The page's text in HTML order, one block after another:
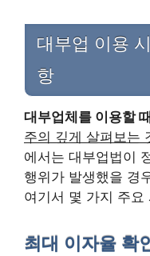
대부업 이용
항
대부업체를 이용할 때
주의 깊게 살펴보는
에서는 대부업법이
행위가 발생했을 경
여기서 몇 가지 주요
최대 이자율 확